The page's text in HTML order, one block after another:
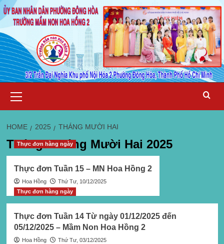
content
Menu
HOME 2025 THÁNG MƯỜI HAI
Tháng:Tháng Mười Hai 2025
Thực đơn hàng ngày
Thực đơn Tuần 15 – MN Hoa Hồng 2
Hoa Hồng
Thứ Tư, 10/12/2025
Thực đơn hàng ngày
Thực đơn Tuần 14 Từ ngày 01/12/2025 đến
05/12/2025 – Mầm Non Hoa Hồng 2
Hoa Hồng Thứ Tư, 03/12/2025